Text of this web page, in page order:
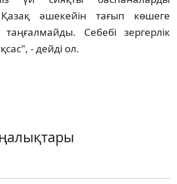
әшекейін тағып көшеге
Себебі зергерлік
- дейді ол.